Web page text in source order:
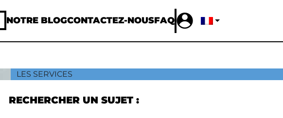
NOTRE BLOGCONTACTEZ-NOUSFAQ
LES SERVICES
RECHERCHER UN SUJET :